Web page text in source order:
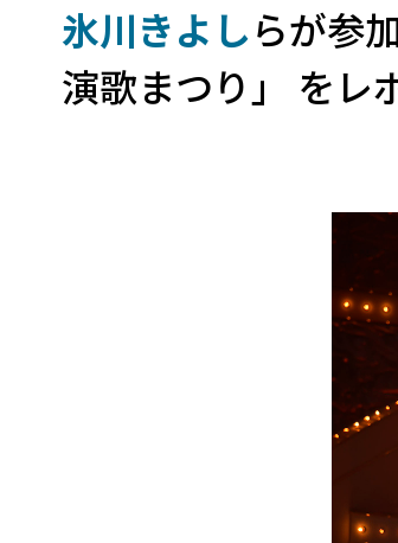
氷川きよしらが参
演歌まつり」 をレ